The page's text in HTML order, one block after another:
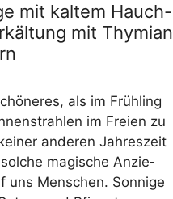
mit kaltem Hauch-
mit Thymian
als im Früh­ling
im Frei­en zu
ande­ren Jah­res­zeit
magi­sche Anzie­
uns Men­schen. Son­ni­ge